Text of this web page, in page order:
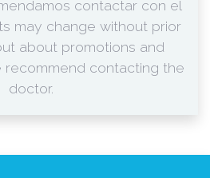
contactar con el
may change without prior
about promotions and
contacting the
doctor.